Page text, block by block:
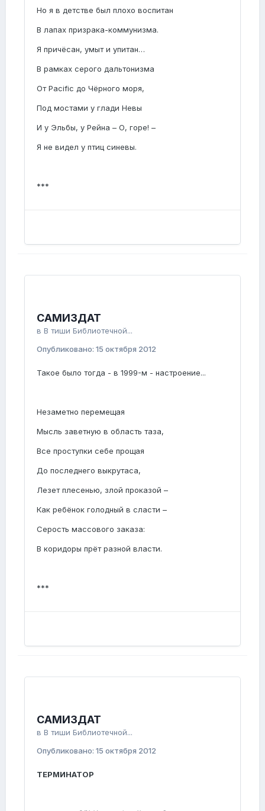
Но я в детстве был плохо воспитан
В лапах призрака-коммунизма.
Я причёсан, умыт и упитан…
В рамках серого дальтонизма
От Pacific до Чёрного моря,
Под мостами у глади Невы
И у Эльбы, у Рейна – О, горе! –
Я не видел у птиц синевы.
***
САМИЗДАТ
в В тиши Библиотечной...
Опубликовано: 15 октября 2012
Такое было тогда - в 1999-м - настроение...
Незаметно перемещая
Мысль заветную в область таза,
Все проступки себе прощая
До последнего выкрутаса,
Лезет плесенью, злой проказой –
Как ребёнок голодный в сласти –
Серость массового заказа:
В коридоры прёт разной власти.
***
САМИЗДАТ
в В тиши Библиотечной...
Опубликовано: 15 октября 2012
ТЕРМИНАТОР